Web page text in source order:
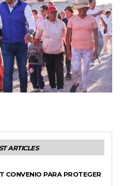
ARTICLES
CONVENIO PARA PROTEGER